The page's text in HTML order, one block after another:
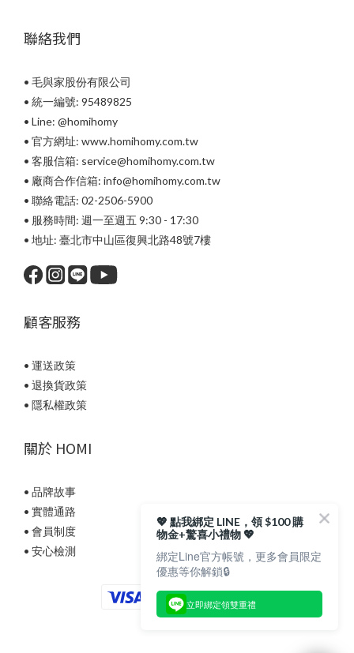
聯絡我們
• 毛與家股份有限公司
• 統一編號: 95489825
• Line: @homihomy
• 官方網址: www.homihomy.com.tw
• 客服信箱: service@homihomy.com.tw
• 廠商合作信箱: info@homihomy.com.tw
• 聯絡電話: 02-2506-5900
• 服務時間: 週一至週五 9:30 - 17:30
• 地址: 臺北市中山區復興北路48號7樓
顧客服務
• 運送政策
• 退換貨政策
• 隱私權政策
關於 HOMI
• 品牌故事
• 實體通路
• 會員制度
• 安心檢測
💖 點我綁定 LINE，領 $100 購
物金+驚喜小禮物 💖
綁定Line官方帳號，更多會員限定
優惠等你解鎖🔒
立即綁定領雙重禮